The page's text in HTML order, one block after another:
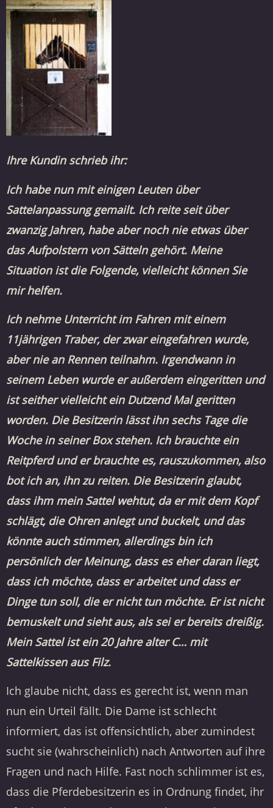
Ihre Kundin schrieb ihr:
Ich habe nun mit einigen Leuten über
Sattelanpassung gemailt. Ich reite seit über
zwanzig Jahren, habe aber noch nie etwas über
das Aufpolstern von Sätteln gehört. Meine
Situation ist die Folgende, vielleicht können Sie
mir helfen.
Ich nehme Unterricht im Fahren mit einem
11jährigen Traber, der zwar eingefahren wurde,
aber nie an Rennen teilnahm. Irgendwann in
seinem Leben wurde er außerdem eingeritten und
ist seither vielleicht ein Dutzend Mal geritten
worden. Die Besitzerin lässt ihn sechs Tage die
Woche in seiner Box stehen. Ich brauchte ein
Reitpferd und er brauchte es, rauszukommen, also
bot ich an, ihn zu reiten. Die Besitzerin glaubt,
dass ihm mein Sattel wehtut, da er mit dem Kopf
schlägt, die Ohren anlegt und buckelt, und das
könnte auch stimmen, allerdings bin ich
persönlich der Meinung, dass es eher daran liegt,
dass ich möchte, dass er arbeitet und dass er
Dinge tun soll, die er nicht tun möchte. Er ist nicht
bemuskelt und sieht aus, als sei er bereits dreißig.
Mein Sattel ist ein 20 Jahre alter C… mit
Sattelkissen aus Filz.
Ich glaube nicht, dass es gerecht ist, wenn man
nun ein Urteil fällt. Die Dame ist schlecht
informiert, das ist offensichtlich, aber zumindest
sucht sie (wahrscheinlich) nach Antworten auf ihre
Fragen und nach Hilfe. Fast noch schlimmer ist es,
dass die Pferdebesitzerin es in Ordnung findet, ihr